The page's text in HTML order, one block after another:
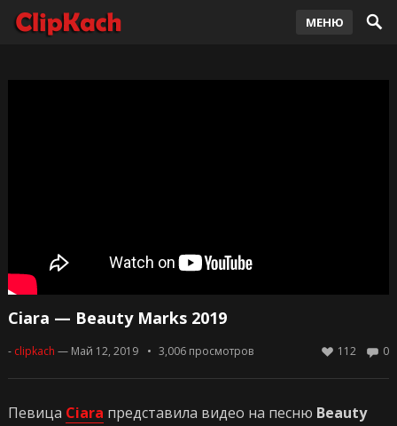
МЕНЮ
Ciara — Beauty Marks 2019
- clipkach — Май 12, 2019 3,006просмотров 0
112
Певица Ciara представила видео на песню Beauty